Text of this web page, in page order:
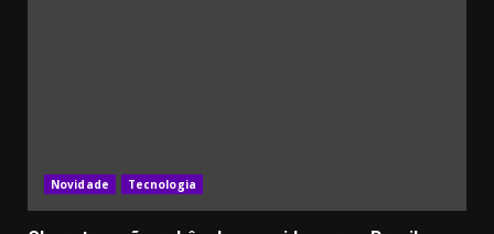
Novidade Tecnologia